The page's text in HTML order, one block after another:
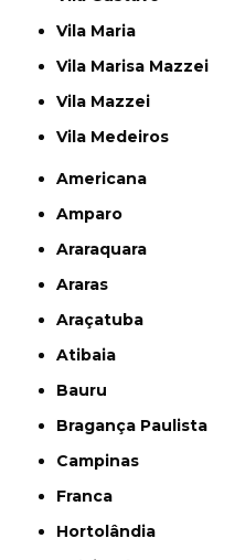
Vila Maria
Vila Marisa Mazzei
Vila Mazzei
Vila Medeiros
Americana
Amparo
Araraquara
Araras
Araçatuba
Atibaia
Bauru
Bragança Paulista
Campinas
Franca
Hortolândia